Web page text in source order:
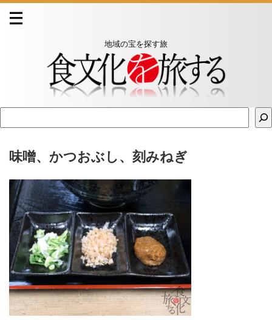
地域の宝を探す旅
味噌、かつおぶし、刻みねぎ